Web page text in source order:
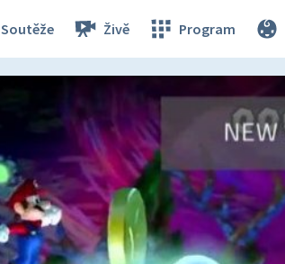
Soutěže Živě Program